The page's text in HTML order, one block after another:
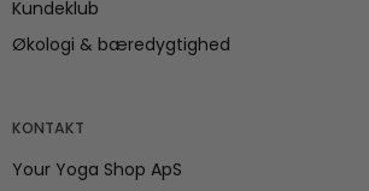
Kundeklub
Økologi & bæredygtighed
KONTAKT
Your Yoga Shop ApS